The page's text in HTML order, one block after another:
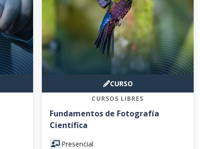
CURSO
CURSOS LIBRES
Fundamentos de Fotografía
Científica
Presencial